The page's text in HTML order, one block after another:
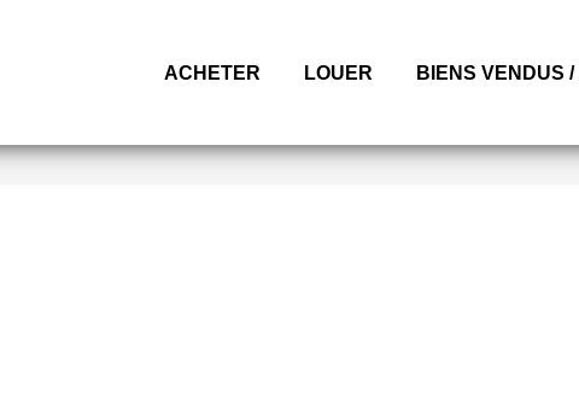
ACHETER LOUER BIENS VENDUS